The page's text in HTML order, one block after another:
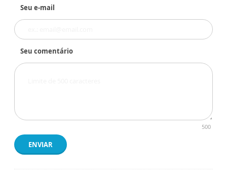
Seu e-mail
Seu comentário
500
ENVIAR